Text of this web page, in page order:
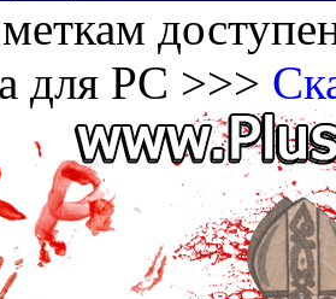
для PC >>>